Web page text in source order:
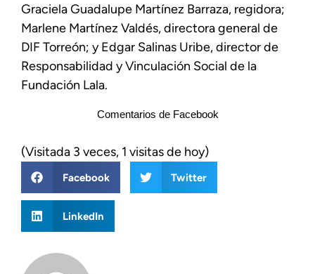
Graciela Guadalupe Martínez Barraza, regidora;
Marlene Martínez Valdés, directora general de
DIF Torreón; y Edgar Salinas Uribe, director de
Responsabilidad y Vinculación Social de la
Fundación Lala.
Comentarios de Facebook
(Visitada 3 veces, 1 visitas de hoy)
Facebook Twitter
LinkedIn